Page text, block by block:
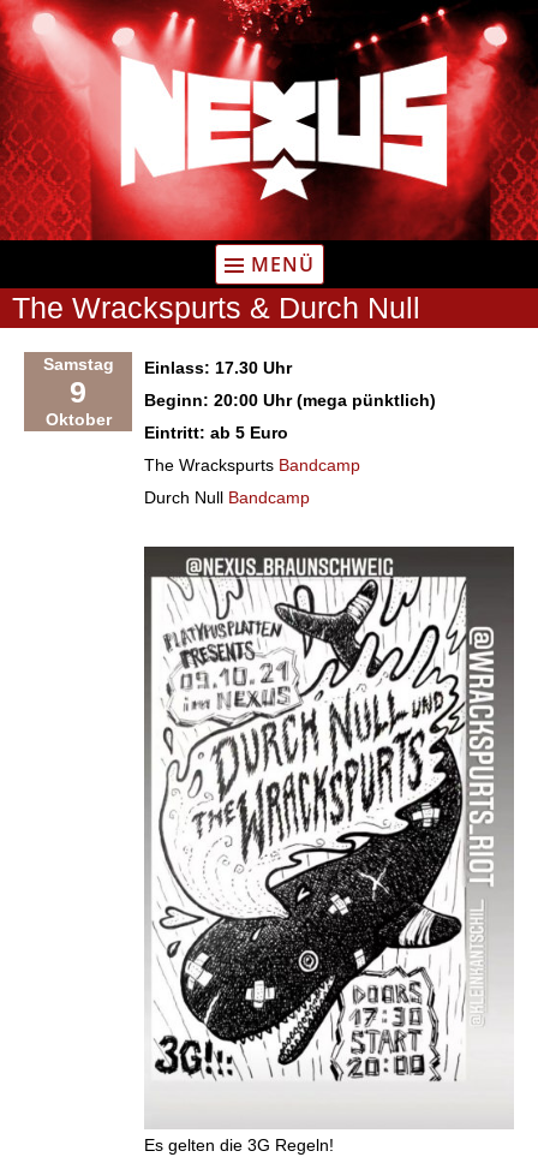
Zum
Inhalt
springen
MENÜ
The Wrackspurts & Durch Null
Samstag
9
Oktober
Einlass: 17.30 Uhr
Beginn: 20:00 Uhr (mega pünktlich)
Eintritt: ab 5 Euro
The Wrackspurts Bandcamp
Durch Null Bandcamp
Es gelten die 3G Regeln!